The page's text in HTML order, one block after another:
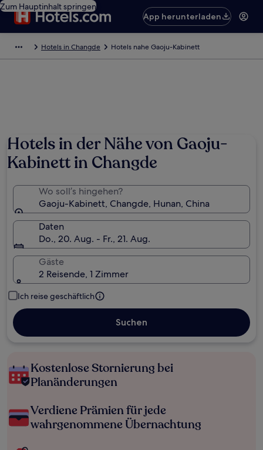
Zum Hauptinhalt springen
App herunterladen
Hotels in Changde Hotels nahe Gaoju-Kabinett
Hotels in der Nähe von Gaoju-
Kabinett in Changde
Wo soll’s hingehen?
Gaoju-Kabinett, Changde, Hunan, China
Daten
Do., 20. Aug. - Fr., 21. Aug.
Gäste
2 Reisende, 1 Zimmer
Ich reise geschäftlich
Suchen
Kostenlose Stornierung bei
Planänderungen
Verdiene Prämien für jede
wahrgenommene Übernachtung